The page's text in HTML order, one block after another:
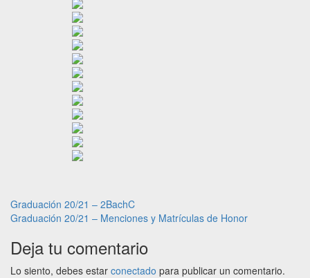
Navegación
de
entradas
Graduación 20/21 – 2BachC
Graduación 20/21 – Menciones y Matrículas de Honor
Deja tu comentario
Lo siento, debes estar conectado para publicar un comentario.